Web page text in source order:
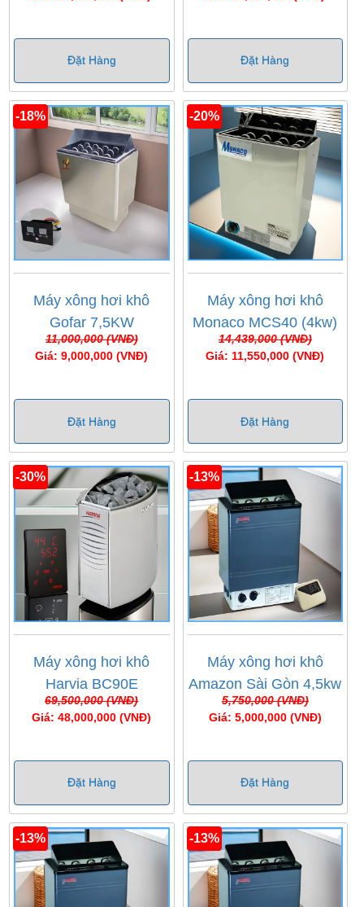
Đặt Hàng Đặt Hàng
-18%
Máy xông hơi khô
Gofar 7,5KW
11,000,000 (VNĐ)
Giá: 9,000,000 (VNĐ)
Đặt Hàng
-20%
Máy xông hơi khô
Monaco MCS40 (4kw)
14,439,000 (VNĐ)
Giá: 11,550,000 (VNĐ)
Đặt Hàng
-30%
Máy xông hơi khô
Harvia BC90E
69,500,000 (VNĐ)
Giá: 48,000,000 (VNĐ)
Đặt Hàng
-13%
Máy xông hơi khô
Amazon Sài Gòn 4,5kw
5,750,000 (VNĐ)
Giá: 5,000,000 (VNĐ)
Đặt Hàng
-13% -13%